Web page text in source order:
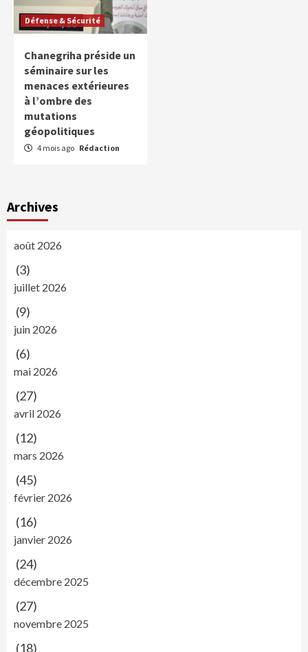
Défense & Sécurité
Chanegriha préside un
séminaire sur les
menaces extérieures
à l’ombre des
mutations
géopolitiques
4 mois ago Rédaction
Archives
août 2026
(3)
juillet 2026
(9)
juin 2026
(6)
mai 2026
(27)
avril 2026
(12)
mars 2026
(45)
février 2026
(16)
janvier 2026
(24)
décembre 2025
(27)
novembre 2025
(18)